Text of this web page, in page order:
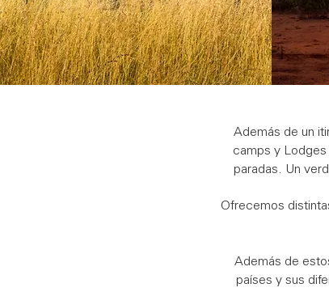
Además de un
camps y Lodges
paradas. Un
Ofrecemos
Además de
países y sus